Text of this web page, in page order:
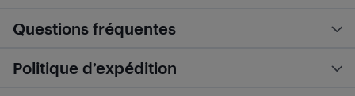
Questions fréquentes
Politique d’expédition